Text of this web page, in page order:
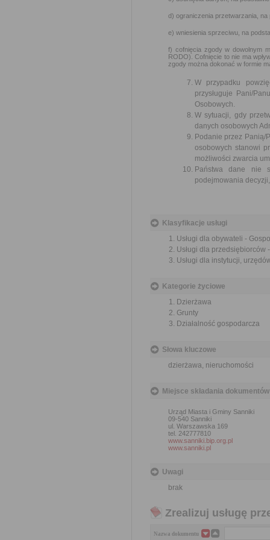
d) ograniczenia przetwarzania,
e) wniesienia sprzeciwu, na
f) cofnięcia zgody w dowolnym
RODO). Cofnięcie to nie ma
zgody można dokonać w formie
W przypadku
przysługuje Pani/
Osobowych.
W sytuacji, gdy
danych osobowych
Podanie przez Panią/
osobowych stanowi
możliwości zwarcia
Państwa dane nie
podejmowania
Klasyfikacje usługi
Usługi dla obywateli -
Usługi dla
Usługi dla instytucji,
Kategorie życiowe
Dzierżawa
Grunty
Działalność gospodarcza
Słowa kluczowe
dzierżawa, nieruchomości
Miejsce składania dokumentów
Urząd Miasta i Gminy Sanniki
09-540 Sanniki
ul. Warszawska 169
tel. 242777810
www.sanniki.bip.org.pl
www.sanniki.pl
Uwagi
brak
Zrealizuj usługę
Nazwa dokumentu